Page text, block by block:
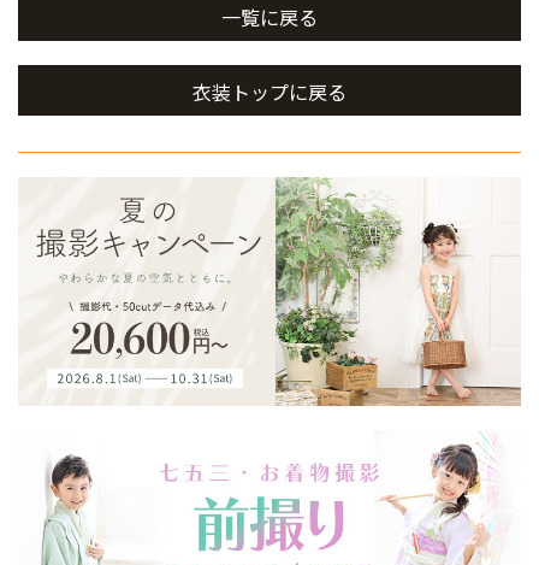
一覧に戻る
衣装トップに戻る